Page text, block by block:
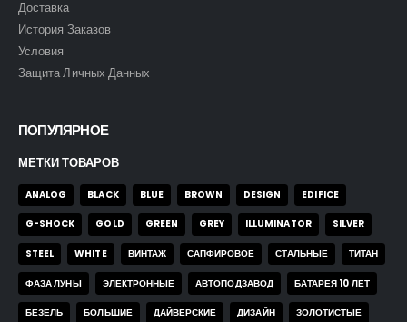
Доставка
История Заказов
Условия
Защита Личных Данных
ПОПУЛЯРНОЕ
МЕТКИ ТОВАРОВ
ANALOG BLACK BLUE BROWN DESIGN EDIFICE
G-SHOCK GOLD GREEN GREY ILLUMINATOR SILVER
STEEL WHITE ВИНТАЖ САПФИРОВОЕ СТАЛЬНЫЕ ТИТАН
ФАЗА ЛУНЫ ЭЛЕКТРОННЫЕ АВТОПОДЗАВОД БАТАРЕЯ 10 ЛЕТ
БЕЗЕЛЬ БОЛЬШИЕ ДАЙВЕРСКИЕ ДИЗАЙН ЗОЛОТИСТЫЕ